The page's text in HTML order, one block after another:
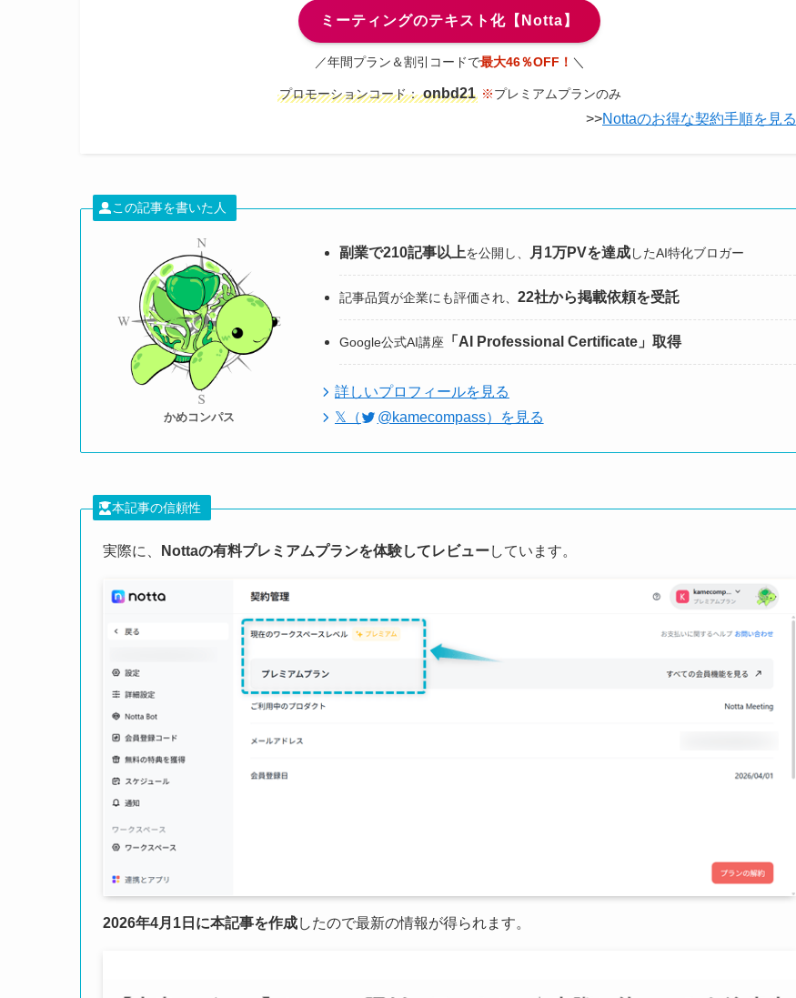
ミーティングのテキスト化【Notta】
／年間プラン＆割引コードで最大46％OFF！ ＼
プロモーションコード： onbd21 ※プレミアムプランのみ
>>Nottaのお得な契約手順を見る
この記事を書いた人
かめコンパス
副業で210記事以上を公開し、 月1万PVを達成したAI特化ブロガー
記事品質が企業にも評価され、 22社から掲載依頼を受託
Google公式AI講座 「AI Professional Certificate」取得
詳しいプロフィールを見る
𝕏（
@kamecompass）を見る
本記事の信頼性
実際に、 Nottaの有料プレミアムプランを体験してレビューしています。
2026年4月1日に本記事を作成したので最新の情報が得られます。